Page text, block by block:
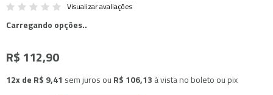
Visualizar avaliações
Carregando opções..
R$ 112,90
12x de R$ 9,41 sem juros ou R$ 106,13 à vista no boleto ou pix